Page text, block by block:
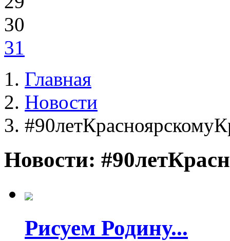
30
31
Главная
Новости
Новости:
Рисуем Родину...